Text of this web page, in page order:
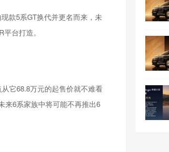
款5系GT换代并更名而来，未
台打造。
它68.8万元的起售价就不难看
来6系家族中将可能不再推出6